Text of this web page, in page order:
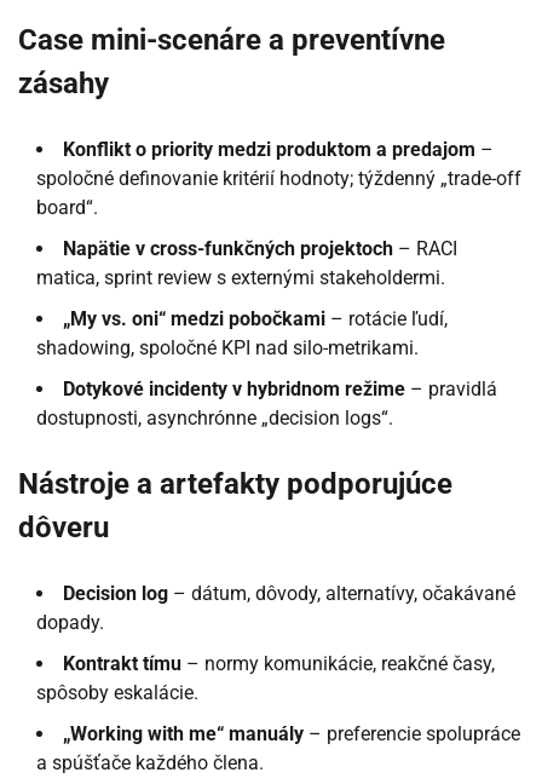
Case mini-scenáre a preventívne
zásahy
Konflikt o priority medzi produktom a predajom –
spoločné definovanie kritérií hodnoty; týždenný „trade-off
board“.
Napätie v cross-funkčných projektoch – RACI
matica, sprint review s externými stakeholdermi.
„My vs. oni“ medzi pobočkami – rotácie ľudí,
shadowing, spoločné KPI nad silo-metrikami.
Dotykové incidenty v hybridnom režime – pravidlá
dostupnosti, asynchrónne „decision logs“.
Nástroje a artefakty podporujúce
dôveru
Decision log – dátum, dôvody, alternatívy, očakávané
dopady.
Kontrakt tímu – normy komunikácie, reakčné časy,
spôsoby eskalácie.
„Working with me“ manuály – preferencie spolupráce
a spúšťače každého člena.